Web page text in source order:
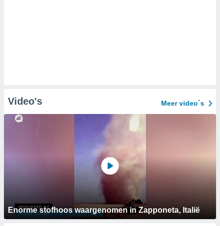
Video's Meer video´s
Enorme stofhoos waargenomen in Zapponeta, Italië